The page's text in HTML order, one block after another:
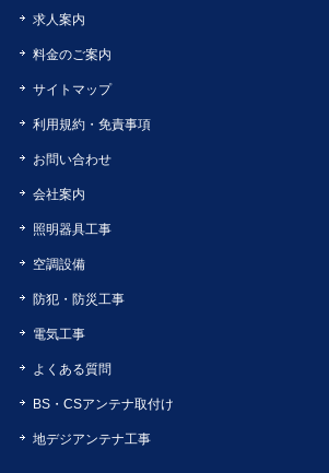
求人案内
料金のご案内
サイトマップ
利用規約・免責事項
お問い合わせ
会社案内
照明器具工事
空調設備
防犯・防災工事
電気工事
よくある質問
BS・CSアンテナ取付け
地デジアンテナ工事